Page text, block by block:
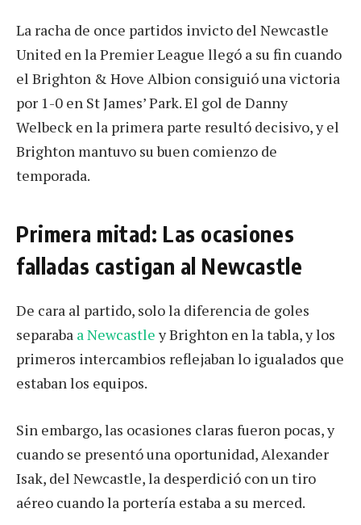
La racha de once partidos invicto del Newcastle
United en la Premier League llegó a su fin cuando
el Brighton & Hove Albion consiguió una victoria
por 1-0 en St James’ Park. El gol de Danny
Welbeck en la primera parte resultó decisivo, y el
Brighton mantuvo su buen comienzo de
temporada.
Primera mitad: Las ocasiones
falladas castigan al Newcastle
De cara al partido, solo la diferencia de goles
separaba a Newcastle y Brighton en la tabla, y los
primeros intercambios reflejaban lo igualados que
estaban los equipos.
Sin embargo, las ocasiones claras fueron pocas, y
cuando se presentó una oportunidad, Alexander
Isak, del Newcastle, la desperdició con un tiro
aéreo cuando la portería estaba a su merced.